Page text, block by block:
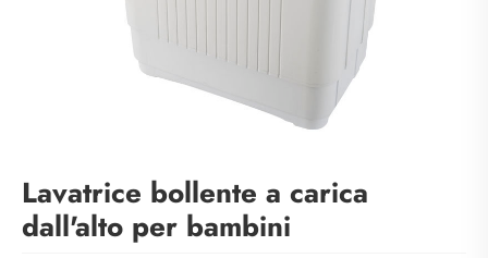
Lavatrice bollente a carica
dall'alto per bambini